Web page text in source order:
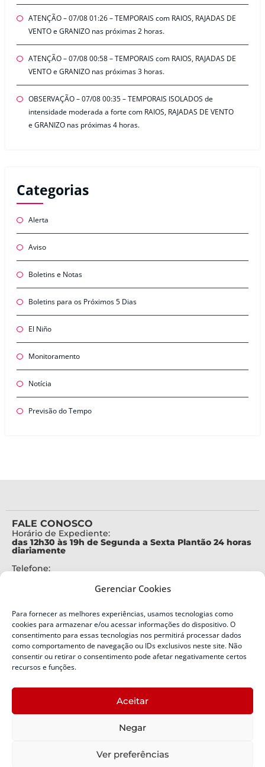
Gerenciar Cookies
Para fornecer as melhores experiências, usamos tecnologias como
cookies para armazenar e/ou acessar informações do dispositivo. O
consentimento para essas tecnologias nos permitirá processar dados
como comportamento de navegação ou IDs exclusivos neste site. Não
consentir ou retirar o consentimento pode afetar negativamente certos
recursos e funções.
Aceitar
Negar
Ver preferências
ATENÇÃO – 07/08 01:26 – TEMPORAIS com RAIOS, RAJADAS DE
VENTO e GRANIZO nas próximas 2 horas.
ATENÇÃO – 07/08 00:58 – TEMPORAIS com RAIOS, RAJADAS DE
VENTO e GRANIZO nas próximas 3 horas.
OBSERVAÇÃO – 07/08 00:35 – TEMPORAIS ISOLADOS de
intensidade moderada a forte com RAIOS, RAJADAS DE VENTO
e GRANIZO nas próximas 4 horas.
Categorias
Alerta
Aviso
Boletins e Notas
Boletins para os Próximos 5 Dias
El Niño
Monitoramento
Notícia
Previsão do Tempo
FALE CONOSCO
Horário de Expediente:
das 12h30 às 19h de Segunda a Sexta Plantão 24 horas
diariamente
Telefone:
Alertas Defesa Civil:
SMS 40199
ENDEREÇO
Defesa Civil do Estado de Santa Catarina
Bairro:
Capoeiras, Florianópolis, SC
Política de Privacidade